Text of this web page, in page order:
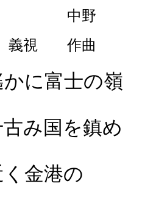
中野
義視 作曲
に富士の嶺
み国を鎮め
金港の